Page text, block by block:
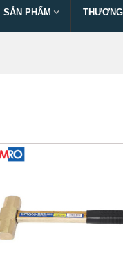
SẢN PHẨM